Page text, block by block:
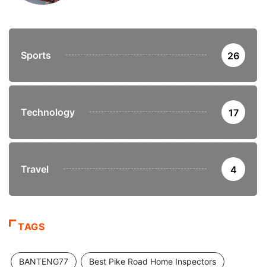
Sports 26
Technology 17
Travel 4
TAGS
BANTENG77 Best Pike Road Home Inspectors